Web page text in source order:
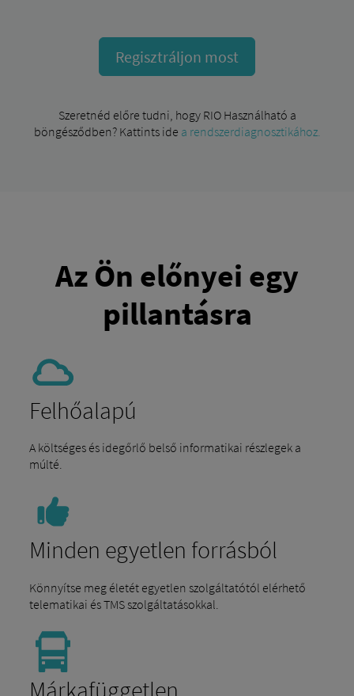
Regisztráljon most
Szeretnéd előre tudni, hogy RIO Használható a
böngésződben? Kattints ide a rendszerdiagnosztikához.
Az Ön előnyei egy
pillantásra
Felhőalapú
A költséges és idegőrlő belső informatikai részlegek a
múlté.
Minden egyetlen forrásból
Könnyítse meg életét egyetlen szolgáltatótól elérhető
telematikai és TMS szolgáltatásokkal.
Márkafüggetlen